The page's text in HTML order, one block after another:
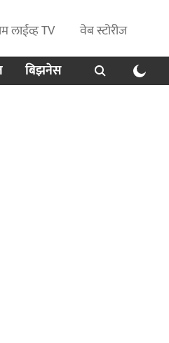
लाईव्ह TV
वेब स्टोरीज
बिझनेस